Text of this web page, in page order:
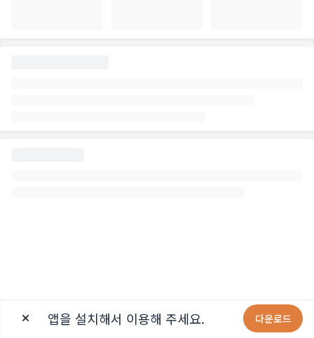
앱을 설치해서 이용해 주세요. 다운로드